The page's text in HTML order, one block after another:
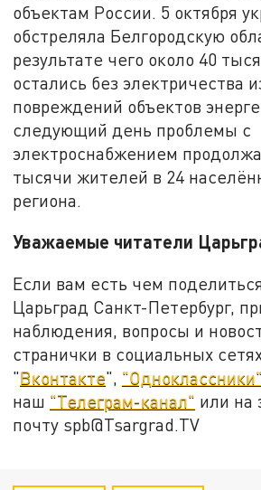
объектам России. 5 октября
обстреляла Белгородскую
результате чего около 40
остались без электричества
повреждений объектов
следующий день проблемы с
электроснабжением
тысячи жителей в 24
региона.
Уважаемые читатели
Если вам есть чем
Царьград Санкт-Петербург,
наблюдения, вопросы и
странички в социальных
"Вконтакте", "Одноклассники"
наш "Телеграм-канал" или на
почту spb@Tsargrad.TV